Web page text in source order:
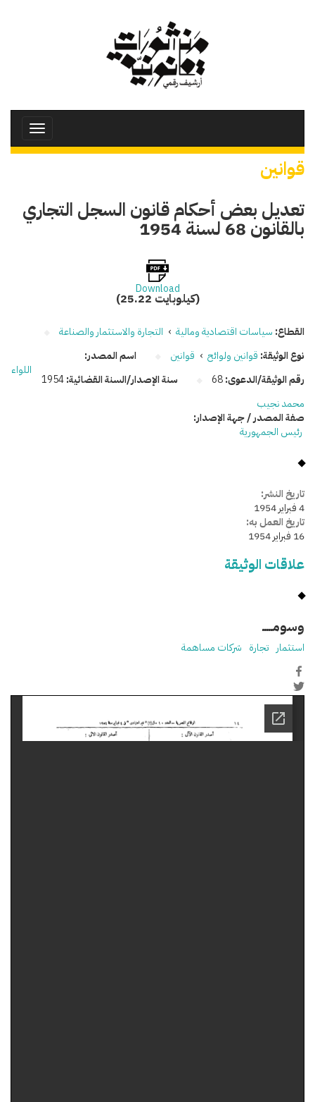
Toggle
قوانين
تعديل بعض أحكام قانون السجل التجاري
بالقانون 68 لسنة 1954
Download
(25.22 كيلوبايت)
القطاع: سياسات اقتصادية ومالية › التجارة والاستثمار والصناعة
نوع الوثيقة: قوانين ولوائح › قوانين
رقم الوثيقة/الدعوى:68 سنة الإصدار/السنة القضائية:1954
اسم المصدر:
اللواء
محمد نجيب
صفة المصدر / جهة الإصدار:
رئيس الجمهورية
تاريخ النشر:
4 فبراير 1954
تاريخ العمل به:
16 فبراير 1954
علاقات الوثيقة
وسومـــــ
استثمار تجارة شركات مساهمة